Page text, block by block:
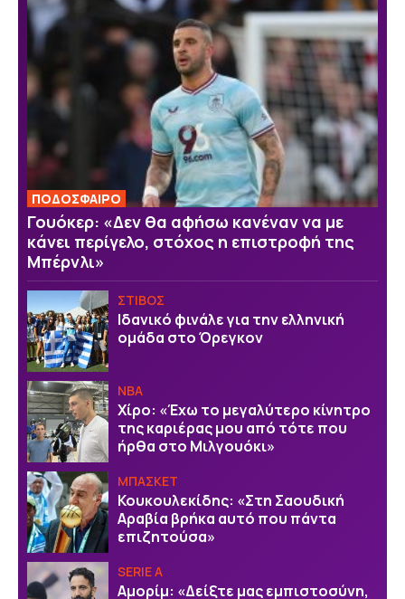
ΠΟΔΟΣΦΑΙΡΟ
Γουόκερ: «Δεν θα αφήσω κανέναν να με
κάνει περίγελο, στόχος η επιστροφή της
Μπέρνλι»
ΣΤΙΒΟΣ
Ιδανικό φινάλε για την ελληνική
ομάδα στο Όρεγκον
NBA
Χίρο: «Έχω το μεγαλύτερο κίνητρο
της καριέρας μου από τότε που
ήρθα στο Μιλγουόκι»
ΜΠΑΣΚΕΤ
Κουκουλεκίδης: «Στη Σαουδική
Αραβία βρήκα αυτό που πάντα
επιζητούσα»
SERIE A
Αμορίμ: «Δείξτε μας εμπιστοσύνη,